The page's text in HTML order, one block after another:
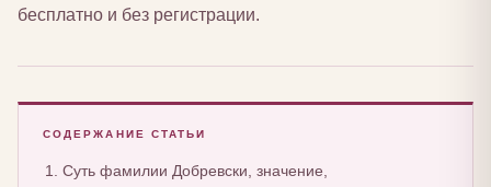
бесплатно и без регистрации.
СОДЕРЖАНИЕ СТАТЬИ
Суть фамилии Добревски, значение,